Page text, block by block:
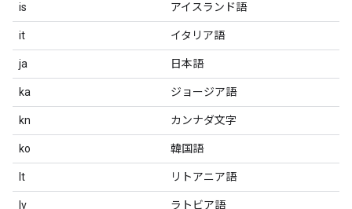
is アイスランド語
it イタリア語
ja 日本語
ka ジョージア語
kn カンナダ文字
ko 韓国語
lt リトアニア語
lv ラトビア語